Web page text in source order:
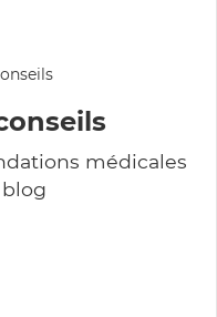
médicales